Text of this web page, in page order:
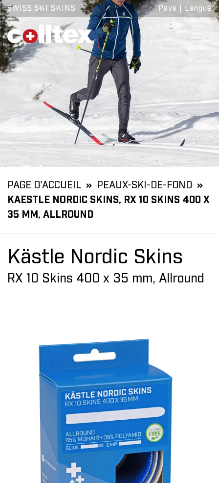
SWISS SKI SKINS Pays Langue
PAGE D'ACCUEIL
PEAUX-SKI-DE-FOND
KAESTLE NORDIC SKINS, RX 10 SKINS 400 X
35 MM, ALLROUND
Kästle Nordic Skins
RX 10 Skins 400 x 35 mm, Allround